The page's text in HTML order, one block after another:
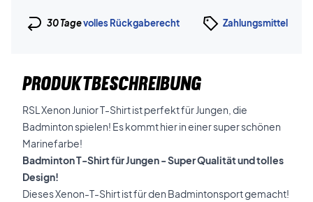
30 Tagevolles Rückgaberecht Zahlungsmittel
PRODUKTBESCHREIBUNG
RSL Xenon Junior T-Shirt ist perfekt für Jungen, die
Badminton spielen! Es kommt hier in einer super schönen
Marinefarbe!
Badminton T-Shirt für Jungen - Super Qualität und tolles
Design!
Dieses Xenon-T-Shirt ist für den Badmintonsport gemacht!